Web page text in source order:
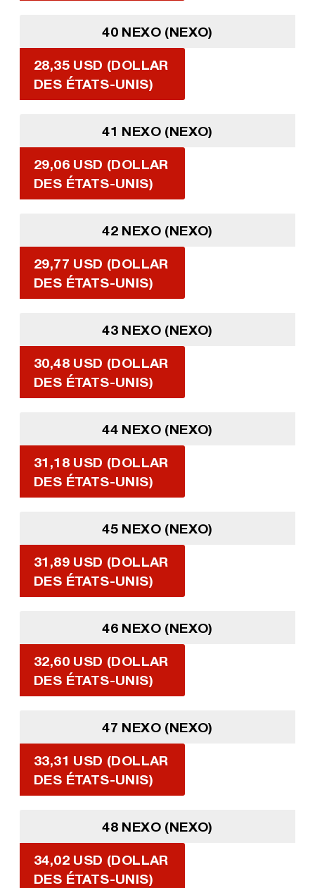
40 NEXO (NEXO)
28,35 USD (DOLLAR
DES ÉTATS-UNIS)
41 NEXO (NEXO)
29,06 USD (DOLLAR
DES ÉTATS-UNIS)
42 NEXO (NEXO)
29,77 USD (DOLLAR
DES ÉTATS-UNIS)
43 NEXO (NEXO)
30,48 USD (DOLLAR
DES ÉTATS-UNIS)
44 NEXO (NEXO)
31,18 USD (DOLLAR
DES ÉTATS-UNIS)
45 NEXO (NEXO)
31,89 USD (DOLLAR
DES ÉTATS-UNIS)
46 NEXO (NEXO)
32,60 USD (DOLLAR
DES ÉTATS-UNIS)
47 NEXO (NEXO)
33,31 USD (DOLLAR
DES ÉTATS-UNIS)
48 NEXO (NEXO)
34,02 USD (DOLLAR
DES ÉTATS-UNIS)